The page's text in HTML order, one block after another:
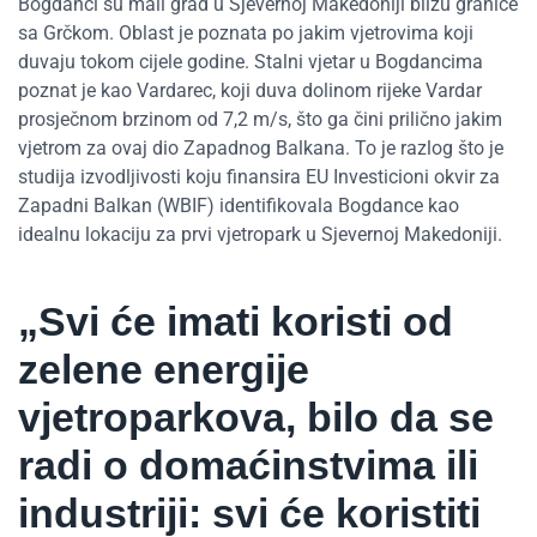
sa Grčkom. Oblast je poznata po jakim vjetrovima koji
duvaju tokom cijele godine. Stalni vjetar u Bogdancima
poznat je kao Vardarec, koji duva dolinom rijeke Vardar
prosječnom brzinom od 7,2 m/s, što ga čini prilično jakim
vjetrom za ovaj dio Zapadnog Balkana. To je razlog što je
studija izvodljivosti koju finansira EU Investicioni okvir za
Zapadni Balkan (WBIF) identifikovala Bogdance kao
idealnu lokaciju za prvi vjetropark u Sjevernoj Makedoniji.
„Svi će imati koristi od
zelene energije
vjetroparkova, bilo da se
radi o domaćinstvima ili
industriji: svi će koristiti